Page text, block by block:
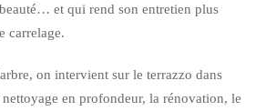
et qui rend son entretien plus
carrelage.
on intervient sur le terrazzo dans
en profondeur, la rénovation, le